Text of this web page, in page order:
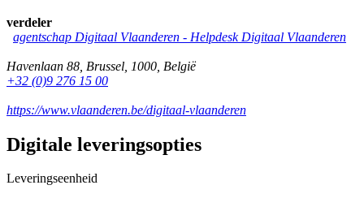
verdeler
agentschap Digitaal Vlaanderen - Helpdesk Digitaal Vlaanderen
Havenlaan 88 Brussel 1000 België
+32 (0)9 276 15 00
https://www.vlaanderen.be/digitaal-vlaanderen
Digitale leveringsopties
Leveringseenheid